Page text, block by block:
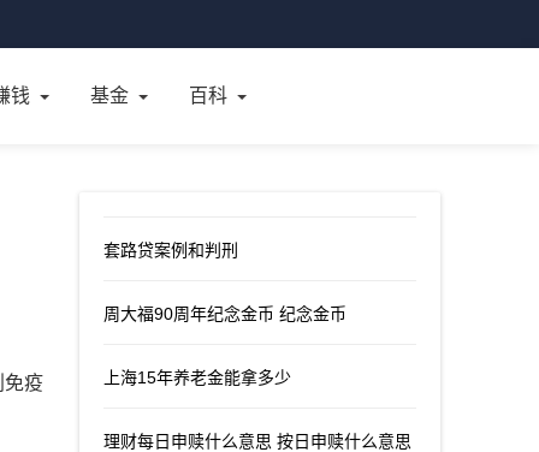
钱 基金 百科
免疫
套路贷案例和判刑
周大福90周年纪念金币 纪念金币
上海15年养老金能拿多少
理财每日申赎什么意思 按日申赎什么意思